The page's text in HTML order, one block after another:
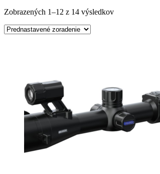
Zobrazených 1–12 z 14 výsledkov